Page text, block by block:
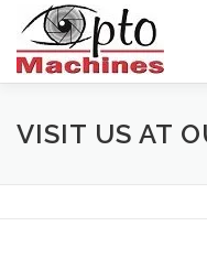
contenu
ACCUEIL
VISIT US AT